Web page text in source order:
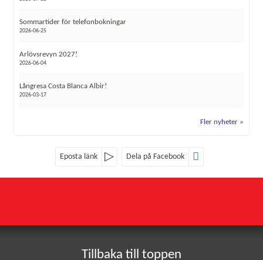
Sommartider för telefonbokningar
2026-06-25
Arlövsrevyn 2027!
2026-06-04
Långresa Costa Blanca Albir!
2026-03-17
Fler nyheter
Eposta länk Dela på Facebook
Jag samtycker till dataskyddspolicyn.
Telefon 0451-402 24
Tillbaka till toppen